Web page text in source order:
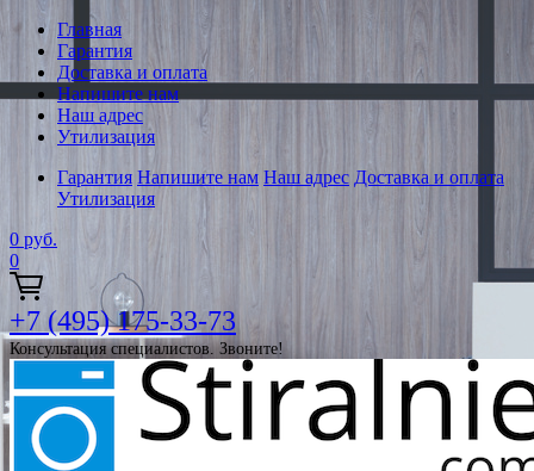
Главная
Гарантия
Доставка и оплата
Напишите нам
Наш адрес
Утилизация
Гарантия Напишите нам Наш адрес Доставка и оплата
Утилизация
0 руб.
0
+7 (495) 175-33-73
Консультация специалистов. Звоните!